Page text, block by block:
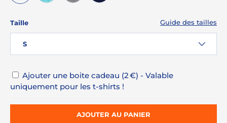
BLANC FLUO TURQUOISE
GRIS CHINÉMARINE
Taille Guide des tailles
S
Ajouter une boite cadeau (2 €) - Valable
uniquement pour les t-shirts !
AJOUTER AU PANIER